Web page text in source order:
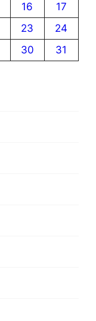
16
17
23
24
30
31